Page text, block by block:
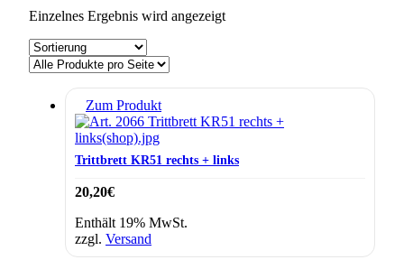
Einzelnes Ergebnis wird angezeigt
Zum Produkt
Trittbrett KR51 rechts + links
20,20€
Enthält 19% MwSt.
zzgl. Versand